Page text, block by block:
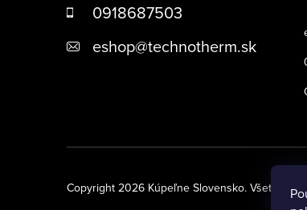
0918687503
eshop@technotherm.sk
Copyright 2026 Kúpeľne Slovensko. Všetky